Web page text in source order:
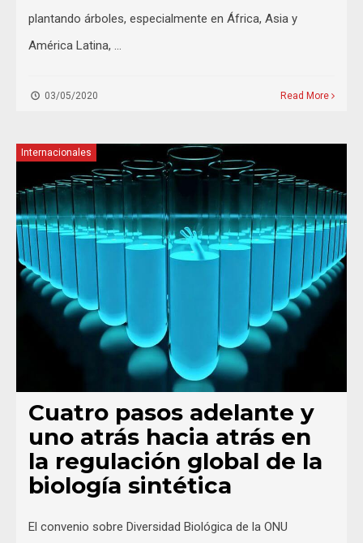
plantando árboles, especialmente en África, Asia y
América Latina, …
03/05/2020 Read More
Internacionales
Cuatro pasos adelante y
uno atrás hacia atrás en
la regulación global de la
biología sintética
El convenio sobre Diversidad Biológica de la ONU